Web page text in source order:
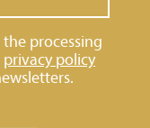
processing
privacy policy